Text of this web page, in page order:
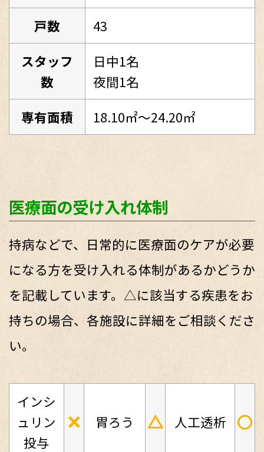
戸数
43
スタッフ
数
日中1名
夜間1名
専有面積
18.10㎡～24.20㎡
医療面の受け入れ体制
持病などで、日常的に医療面のケアが必要
になる方を受け入れる体制があるかどうか
を記載しています。△に該当する疾患をお
持ちの場合、各施設に詳細をご相談くださ
い。
インシ
ュリン
投与
× 胃ろう △ 人工透析 ○